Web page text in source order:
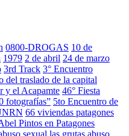
0800-DROGAS 10 de
1979 2 de abril 24 de marzo
3rd Track 3° Encuentro
del traslado de la capital
y el Acapamte 46° Fiesta
fotografías” 5to Encuentro de
66 viviendas patagones
Pintos en Patagones
sexual las grutas abuso